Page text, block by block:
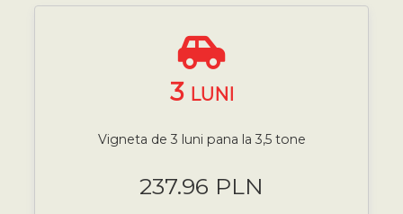
3 LUNI
Vigneta de 3 luni pana la 3,5 tone
237.96 PLN